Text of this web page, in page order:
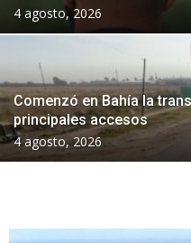
4 agosto, 2026
Comenzó en Bahía la
principales accesos
4 agosto, 2026